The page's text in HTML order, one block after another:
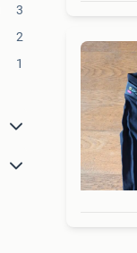
3
2
1